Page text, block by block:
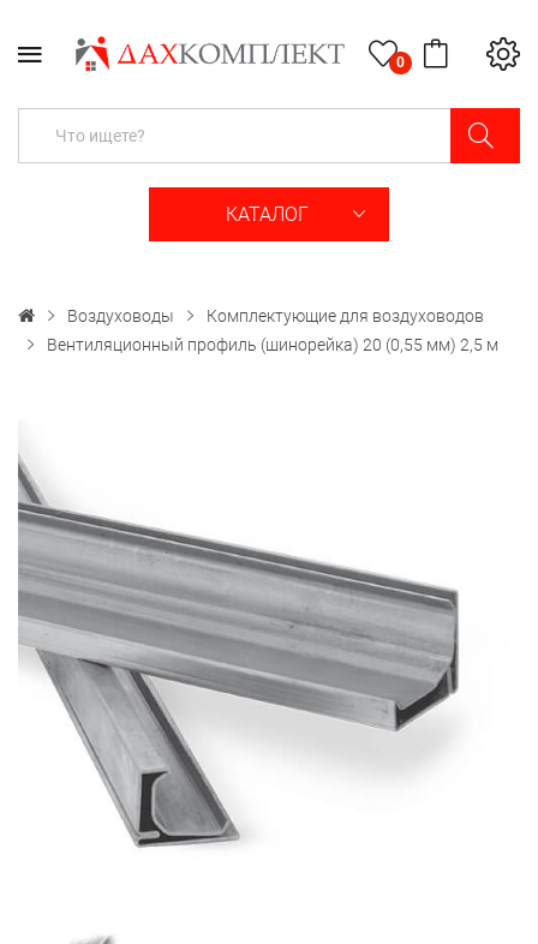
0
КАТАЛОГ
Воздуховоды
Комплектующие для воздуховодов
Вентиляционный профиль (шинорейка) 20 (0,55 мм) 2,5 м